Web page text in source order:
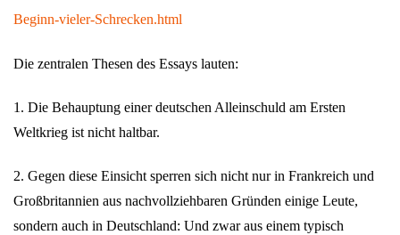
Beginn-vieler-Schrecken.html
Die zentralen Thesen des Essays lauten:
1. Die Behauptung einer deutschen Alleinschuld am Ersten
Weltkrieg ist nicht haltbar.
2. Gegen diese Einsicht sperren sich nicht nur in Frankreich und
Großbritannien aus nachvollziehbaren Gründen einige Leute,
sondern auch in Deutschland: Und zwar aus einem typisch